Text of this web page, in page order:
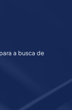
a busca de